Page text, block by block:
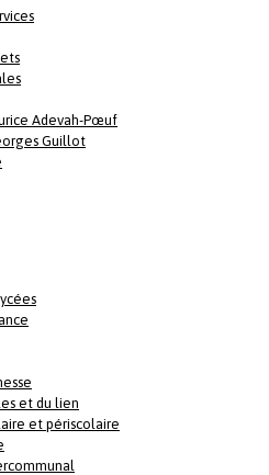
Adevah-Pœuf
Guillot
et du lien
et périscolaire